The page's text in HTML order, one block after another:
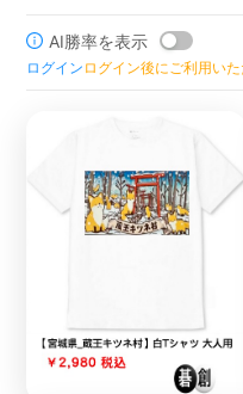
AI勝率を表示
ログイン ログイン後にご利用いた